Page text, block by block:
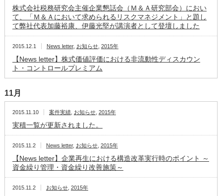
株式会社税務研究会主催企業懇話会（Ｍ＆Ａ研究部会）におい
て、「Ｍ＆Ａにおいて求められるリスクマネジメント」と題し
て弊社代表加藤裕康、伊藤光堅が講演者として登壇しました
2015.12.1 News letter, お知らせ, 2015年
【News letter】株式価値評価における非流動性ディスカウン
ト・コントロールプレミアム
11月
2015.11.10 案件実績, お知らせ, 2015年
実積一覧が更新されました。
2015.11.2 News letter, お知らせ, 2015年
【News letter】企業再生における構造改革実行時のポイント ～
資金繰り管理・資金繰り改善施策～
2015.11.2 お知らせ, 2015年